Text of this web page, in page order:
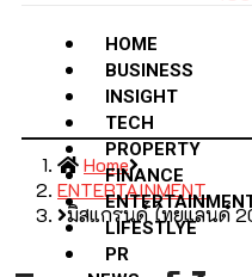
HOME
BUSINESS
INSIGHT
TECH
PROPERTY
FINANCE
LIFESTLYE
PR
Home
ENTERTAINMENT
มิสแกรนด์ ไทยแลนด์